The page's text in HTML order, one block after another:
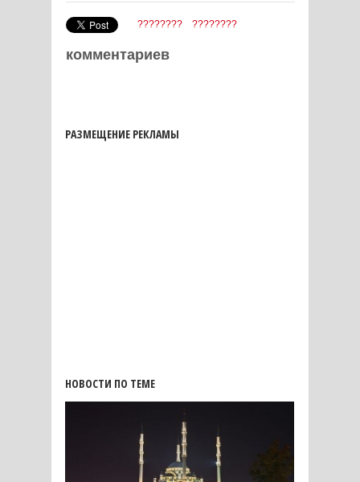
???????? ????????
комментариев
РАЗМЕЩЕНИЕ РЕКЛАМЫ
НОВОСТИ ПО ТЕМЕ